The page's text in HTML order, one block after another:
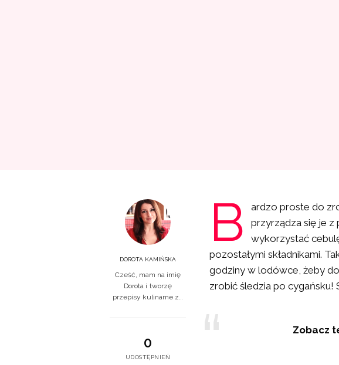
DOROTA KAMIŃSKA
Cześć, mam na imię
Dorota i tworzę
przepisy kulinarne z…
0
UDOSTĘPNIEŃ
B ardzo proste do
przyrządza się je
wykorzystać
pozostałymi składnikami.
godziny w lodówce, żeby
zrobić śledzia po cygańsku!
Zobacz